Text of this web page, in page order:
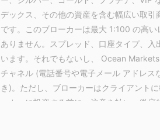
デックス、その他の資産を含む幅広い取
です。このブローカーは最大 1:100 の高
ありません。スプレッド、口座タイプ、
います。それでもないし、 Ocean
チャネル (電話番号や電子メール アドレ
き)。ただし、ブローカーはクライアント
ーカーに投資する前に、注意を払い、徹
クをもたらすためです。代替の規制を受